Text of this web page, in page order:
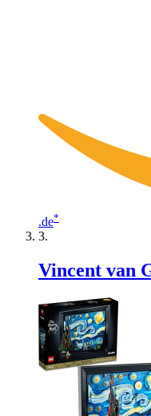
.de*
Vincent van